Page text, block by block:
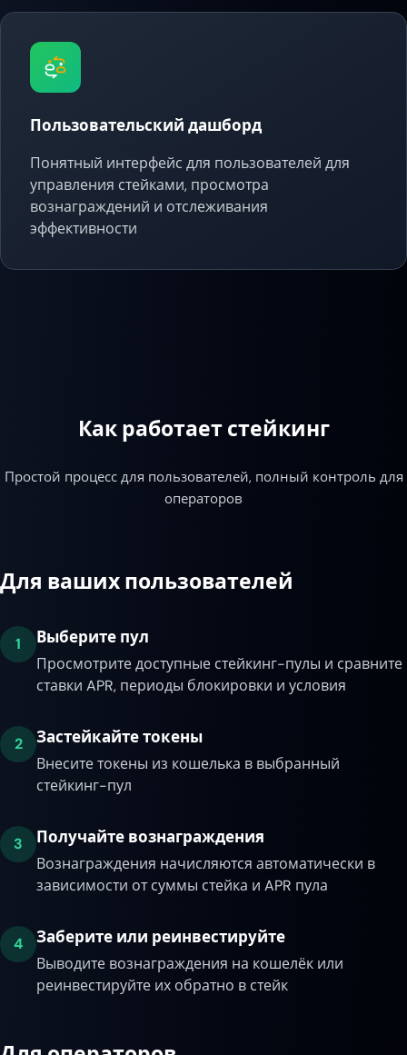
Пользовательский дашборд
Понятный интерфейс для пользователей для
управления стейками, просмотра
вознаграждений и отслеживания
эффективности
Как работает стейкинг
Простой процесс для пользователей, полный контроль для
операторов
Для ваших пользователей
1
Выберите пул
Просмотрите доступные стейкинг-пулы и сравните
ставки APR, периоды блокировки и условия
2
Застейкайте токены
Внесите токены из кошелька в выбранный
стейкинг-пул
3
Получайте вознаграждения
Вознаграждения начисляются автоматически в
зависимости от суммы стейка и APR пула
4
Заберите или реинвестируйте
Выводите вознаграждения на кошелёк или
реинвестируйте их обратно в стейк